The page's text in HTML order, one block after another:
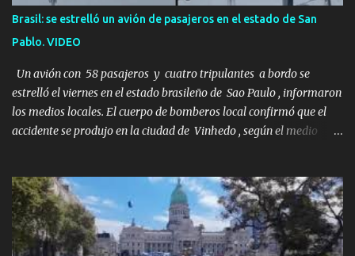
aficionados a los deportes extremos ni expertos en supervivencia.
Eran simplemente dos personas que se amaban y querían pasar
un fin de semana lejos de la ciudad. Su plan era de lo más sencillo.
Tomar su viejo pero confiable auto, con...
Brasil: se estrelló un avión de pasajeros en el estado de San
Pablo. VIDEO
Un avión con 58 pasajeros y cuatro tripulantes a bordo se
estrelló el viernes en el estado brasileño de Sao Paulo , informaron
los medios locales. El cuerpo de bomberos local confirmó que el
accidente se produjo en la ciudad de Vinhedo , según el medio
una gran zona en llamas y humo saliendo de un aparente fuselaje
del avión. Otras imágenes de GloboNews mostraban un avión que
descendía verticalmente en espiral mientras que un usuario
compartió las llamas y la densa humareda negra que salían de la